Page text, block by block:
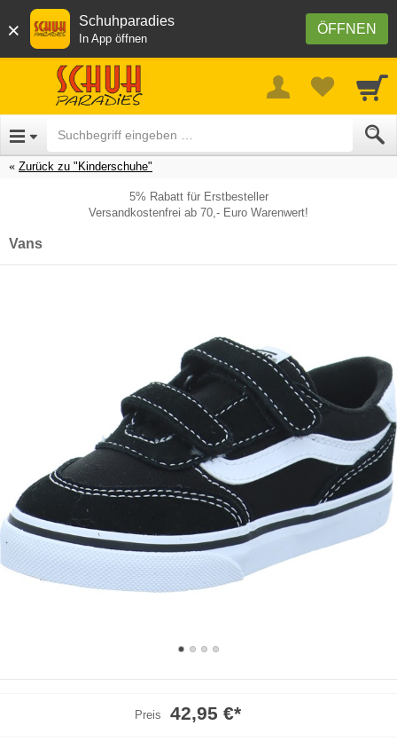
× ÖFFNEN
Schuhparadies
In App öffnen
Zurück zu "Kinderschuhe"
5% Rabatt für Erstbesteller
Versandkostenfrei ab 70,- Euro Warenwert!
Vans
Preis 42,95 €*